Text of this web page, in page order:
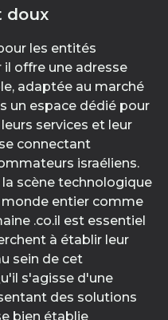
doux
les entités
il offre une adresse
adaptée au marché
un espace dédié pour
services et leur
connectant
israéliens.
scène technologique
monde entier comme
.co.il est essentiel
à établir leur
sein de cet
s'agisse d'une
des solutions
bien établie